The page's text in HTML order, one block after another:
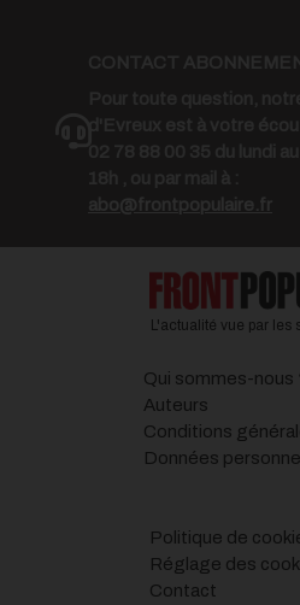
abo@frontpopulaire.fr
L'actualité vue par les
Qui sommes-nous
Auteurs
Conditions
Données
Politique de
Réglage des
Contact